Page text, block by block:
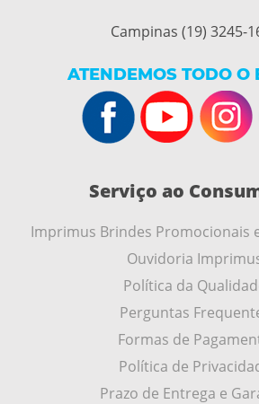
Campinas (19) 3245-
ATENDEMOS TODO O
Serviço ao
Imprimus Brindes Promocionais
Ouvidoria
Política da
Perguntas
Formas de
Política de
Prazo de Entrega e